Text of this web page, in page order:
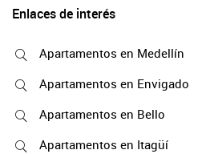
Enlaces de interés
Apartamentos en Medellín
Apartamentos en Envigado
Apartamentos en Bello
Apartamentos en Itagüí